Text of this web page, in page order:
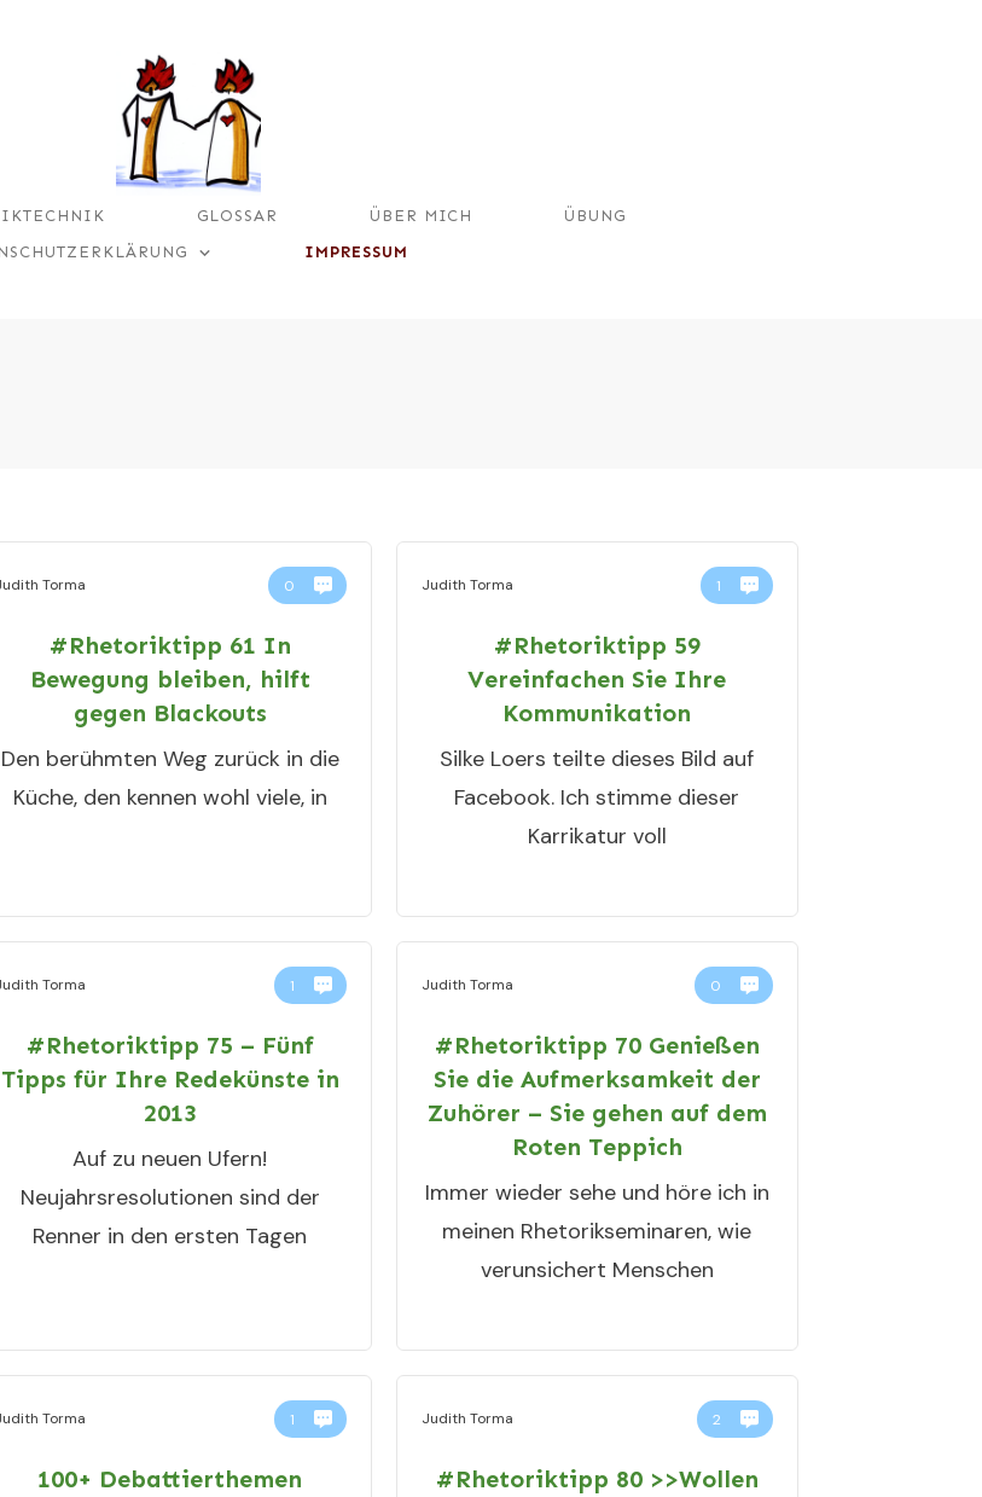
GLOSSAR ÜBER MICH
ÜBUNG
IMPRESSUM
Torma 0
#Rhetoriktipp 61 In
Bewegung bleiben, hilft
gegen Blackouts
Den berühmten Weg zurück in die
Küche, den kennen wohl viele, in
Judith Torma 1
#Rhetoriktipp 59
Vereinfachen Sie Ihre
Kommunikation
Silke Loers teilte dieses Bild auf
Facebook. Ich stimme dieser
Karrikatur voll
Torma 1
#Rhetoriktipp 75 – Fünf
Tipps für Ihre Redekünste in
2013
Auf zu neuen Ufern!
Neujahrsresolutionen sind der
Renner in den ersten Tagen
Judith Torma 0
#Rhetoriktipp 70 Genießen
Sie die Aufmerksamkeit der
Zuhörer – Sie gehen auf dem
Roten Teppich
Immer wieder sehe und höre ich in
meinen Rhetorikseminaren, wie
verunsichert Menschen
Torma 1
100+ Debattierthemen
Judith Torma 2
#Rhetoriktipp 80 >>Wollen